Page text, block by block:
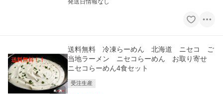
発送日情報なし
送料無料 冷凍らーめん 北海道 ニセコ ご
当地ラーメン ニセコらーめん お取り寄せ
ニセコらーめん4食セット
受注生産